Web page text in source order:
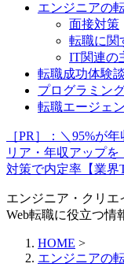
エンジニアの
面接対策
転職に関
IT関連の
転職成功体験談
プログラミン
転職エージェ
［PR］：＼95%が
リア・年収アップ
対策で内定率【業界
エンジニア・クリエ
Web転職に役立つ情
HOME >
エンジニアの